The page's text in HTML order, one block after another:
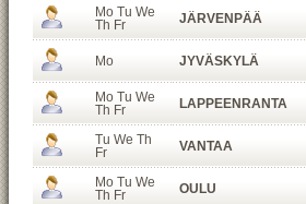
Mo Tu We
Th Fr
JÄRVENPÄÄ
Mo JYVÄSKYLÄ
Mo Tu We
Th Fr
LAPPEENRANTA
Tu We Th
Fr
VANTAA
Mo Tu We
Th Fr
OULU